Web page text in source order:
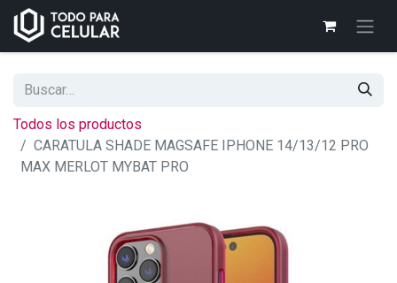
Todos los productos
CARATULA SHADE MAGSAFE IPHONE 14/13/12 PRO
MAX MERLOT MYBAT PRO